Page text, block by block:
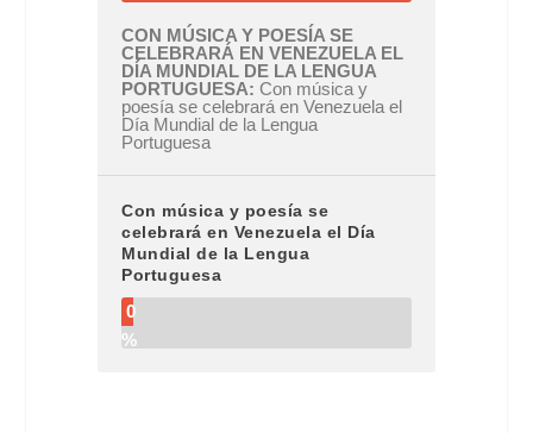
CON MÚSICA Y POESÍA SE
CELEBRARÁ EN VENEZUELA EL
DÍA MUNDIAL DE LA LENGUA
PORTUGUESA Con música y
poesía se celebrará en Venezuela el
Día Mundial de la Lengua
Portuguesa
Con música y poesía se
celebrará en Venezuela el Día
Mundial de la Lengua
Portuguesa
0
%